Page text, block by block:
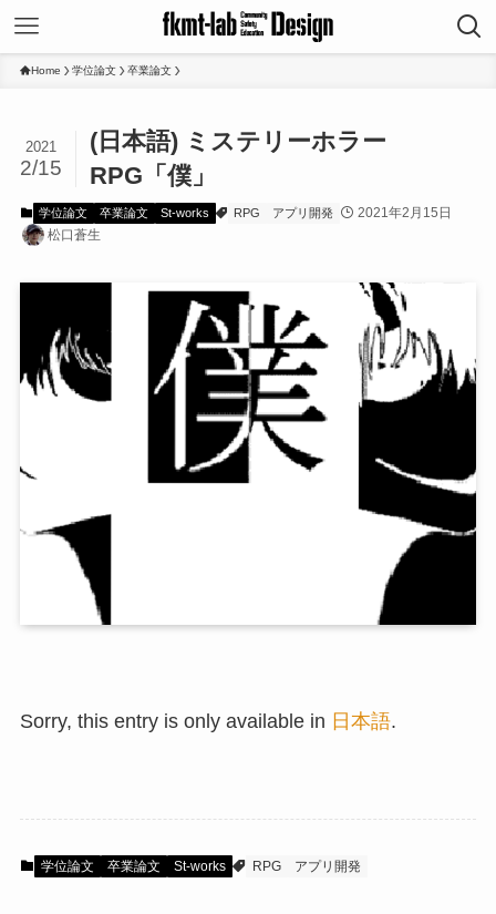
Home 学位論文 卒業論文
(日本語) ミステリーホラー
RPG「僕」
2021
2/15
学位論文 卒業論文 St-works RPG アプリ開発
2021年2月15日
松口蒼生
Sorry, this entry is only available in 日本語.
学位論文 卒業論文 St-works RPG アプリ開発